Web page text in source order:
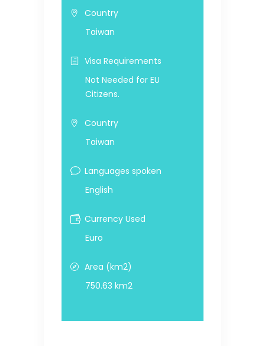
Country
Taiwan
Visa Requirements
Not Needed for EU
Citizens.
Country
Taiwan
Languages spoken
English
Currency Used
Euro
Area (km2)
750.63 km2